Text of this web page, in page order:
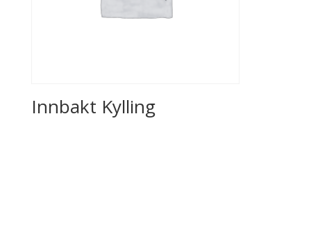
Innbakt Kylling